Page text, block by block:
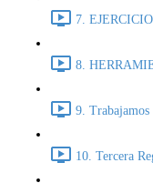
7.
8.
9.
10. Tercera